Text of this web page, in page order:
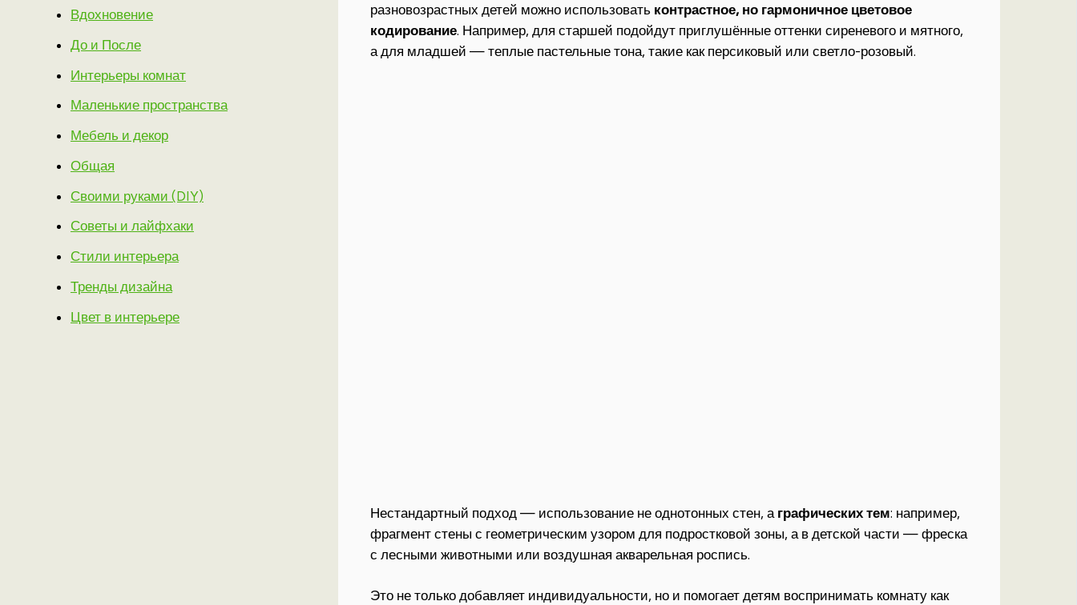
Вдохновение
До и После
Интерьеры комнат
Маленькие пространства
Мебель и декор
Общая
Своими руками (DIY)
Советы и лайфхаки
Стили интерьера
Тренды дизайна
Цвет в интерьере
разновозрастных детей можно использовать контрастное, но гармоничное цветовое
кодирование. Например, для старшей подойдут приглушённые оттенки сиреневого и мятного,
а для младшей — теплые пастельные тона, такие как персиковый или светло-розовый.
Нестандартный подход — использование не однотонных стен, а графических тем: например,
фрагмент стены с геометрическим узором для подростковой зоны, а в детской части — фреска
с лесными животными или воздушная акварельная роспись.
Это не только добавляет индивидуальности, но и помогает детям воспринимать комнату как